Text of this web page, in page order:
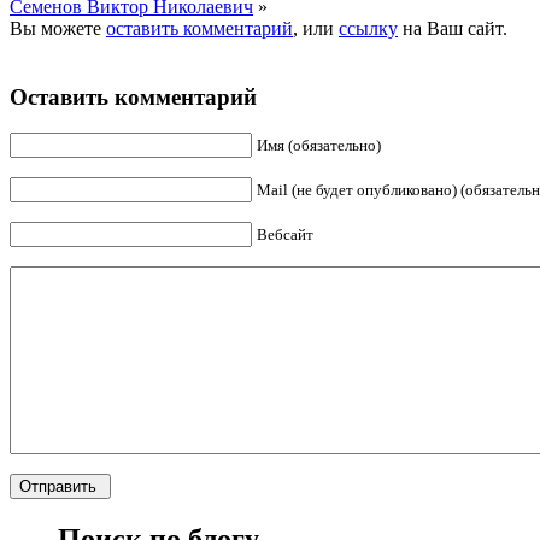
Семенов Виктор Николаевич »
Вы можете оставить комментарий, или ссылку на Ваш сайт.
Оставить комментарий
Имя (обязательно)
Mail (не будет опубликовано)
Вебсайт